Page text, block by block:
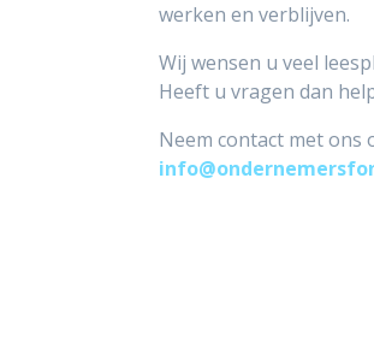
werken en verblijven.
Wij wensen u veel
Heeft u vragen dan
Neem contact met ons